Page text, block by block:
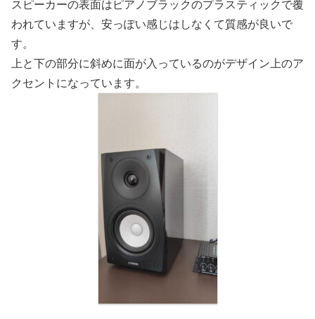
スピーカーの表面はピアノブラックのプラスティックで覆
われていますが、安っぽい感じはしなくて質感が良いで
す。
上と下の部分に斜めに面が入っているのがデザイン上のア
クセントになっています。